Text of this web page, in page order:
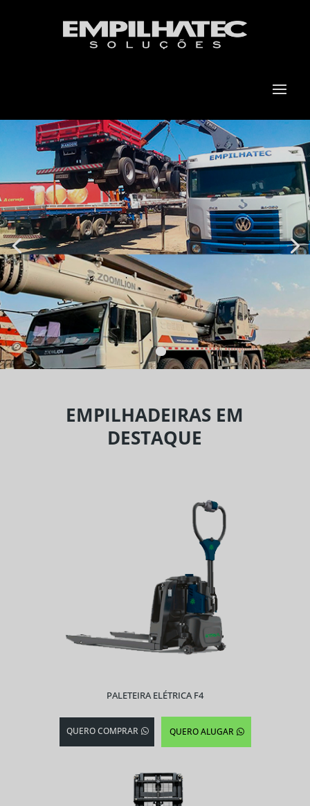
EMPILHADEIRAS EM
DESTAQUE
PALETEIRA ELÉTRICA F4
QUERO COMPRAR QUERO ALUGAR